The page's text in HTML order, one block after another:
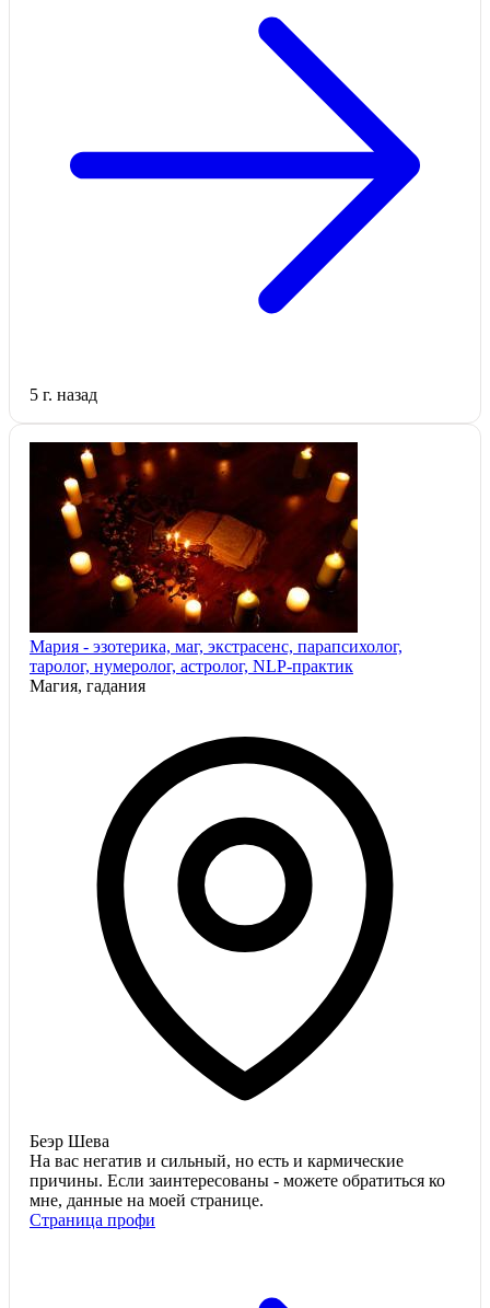
5 г. назад
Мария - эзотерика, маг, экстрасенс, парапсихолог,
таролог, нумеролог, астролог, NLP-практик
Магия, гадания
Беэр Шева
На вас негатив и сильный, но есть и кармические
причины. Если заинтересованы - можете обратиться ко
мне, данные на моей странице.
Страница профи